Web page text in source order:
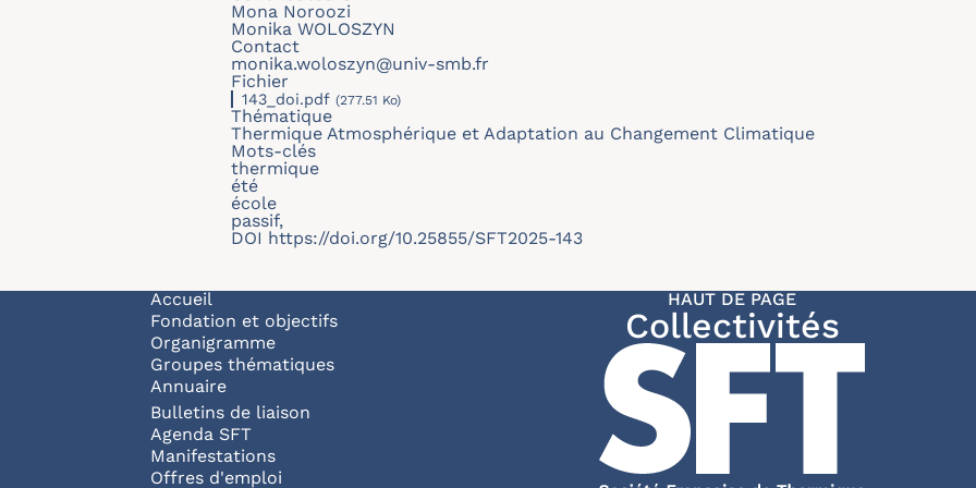
Mona Noroozi
Monika WOLOSZYN
Contact
monika.woloszyn@univ-smb.fr
Fichier
143_doi.pdf (277.51 Ko)
Thématique
Thermique Atmosphérique et Adaptation au Changement Climatique
Mots-clés
thermique
été
école
passif,
DOI https://doi.org/10.25855/SFT2025-143
Navigation principale
Accueil
Fondation et objectifs
Organigramme
Groupes thématiques
Annuaire
Bulletins de liaison
Agenda SFT
Manifestations
Offres d'emploi
HAUT DE PAGE
Collectivités